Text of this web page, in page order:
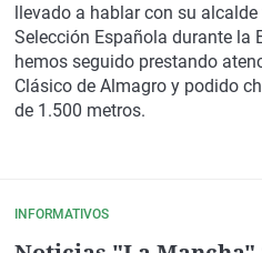
llevado a hablar con su
Selección Española durante la
hemos seguido prestando
Clásico de Almagro y podido
de 1.500 metros.
INFORMATIVOS